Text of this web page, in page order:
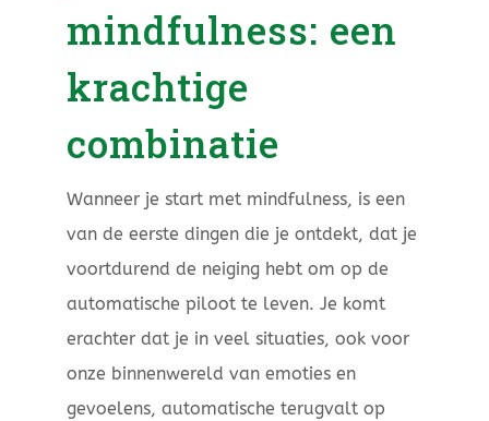
mindfulness: een
krachtige
combinatie
Wanneer je start met mindfulness, is een
van de eerste dingen die je ontdekt, dat je
voortdurend de neiging hebt om op de
automatische piloot te leven. Je komt
erachter dat je in veel situaties, ook voor
onze binnenwereld van emoties en
gevoelens, automatische terugvalt op